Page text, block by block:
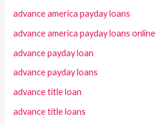
advance america payday loans
advance america payday loans online
advance payday loan
advance payday loans
advance title loan
advance title loans